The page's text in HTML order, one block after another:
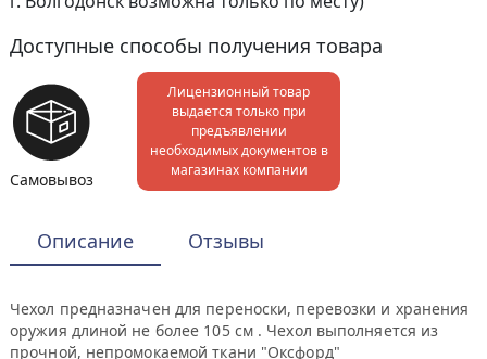
Доступные способы получения товара
Самовывоз
Лицензионный товар
выдается только при
предъявлении
необходимых документов в
магазинах компании
Описание Отзывы
Чехол предназначен для переноски, перевозки и хранения
оружия длиной не более 105 см . Чехол выполняется из
прочной, непромокаемой ткани "Оксфорд"